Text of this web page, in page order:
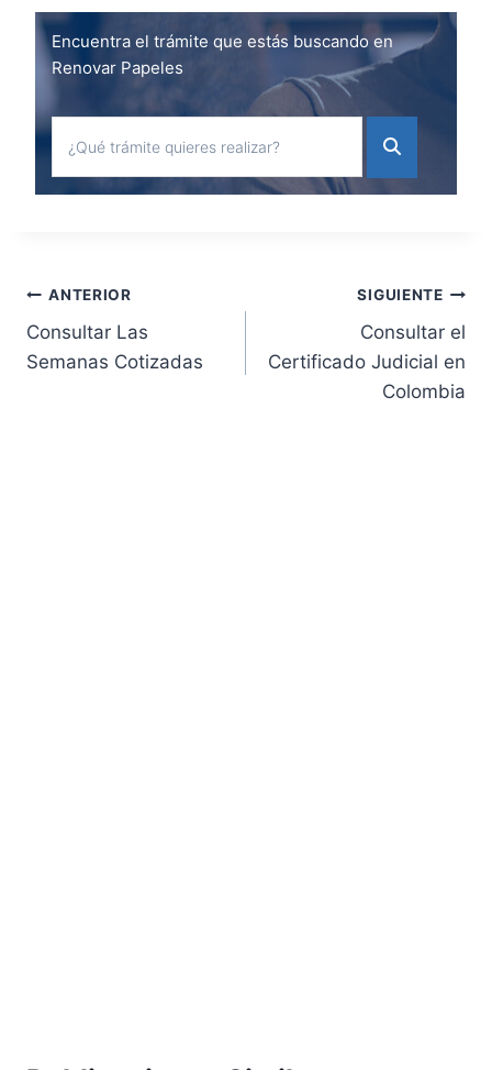
Encuentra el trámite que estás buscando en
Renovar Papeles
Navegación
de
ANTERIOR
Consultar Las
Semanas Cotizadas
SIGUIENTE
Consultar el
Certificado Judicial en
Colombia